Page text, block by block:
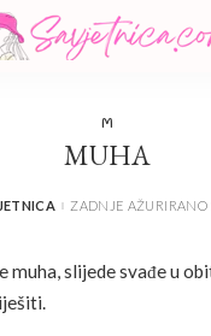
M
MUHA
ZADNJE AŽURIRANO
muha, slijede svađe u